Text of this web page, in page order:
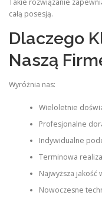
Takie rozwiązanie
całą posesją.
Dlaczego
Naszą
Wyróżnia nas:
Wieloletnie
Profesjonalne
Indywidualne
Terminowa
Najwyższa jakość
Nowoczesne